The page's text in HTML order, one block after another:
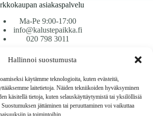
Hallinnoi suostumusta
käytämme teknologioita, kuten evästeitä,
laitetietoja. Näiden tekniikoiden hyväksyminen
käsitellä tietoja, kuten selauskäyttäytymistä tai yksilöllisiä
jättäminen tai peruuttaminen voi vaikuttaa
ja toimintoihin.
asiakaspalvelu
Ma-Pe 9:00-17:00
info@kalustepaikka.fi
020 798 3011
/ Maksutavat
Toimitustavat
Maksutavat
Vaihto ja palautus
Reklamaatiot